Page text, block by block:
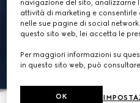
navigazione del sito, analizzarne
attività di marketing e
nelle sue pagine di social
questo sito web, lei accetta le
Per maggiori informazioni su
in questo sito web, può
OK